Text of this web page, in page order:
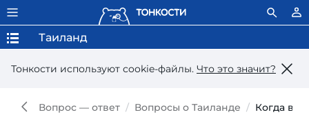
Тонкости используют сookie-файлы. Что это значит?
Таиланд
Вопрос — ответ Вопросы о Таиланде Когда